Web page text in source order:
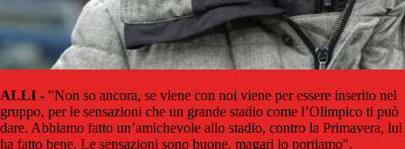
ALLI - "Non so ancora, se viene con noi viene per essere inserito nel
gruppo, per le sensazioni che un grande stadio come l’Olimpico ti può
dare. Abbiamo fatto un’amichevole allo stadio, contro la Primavera, lui
ha fatto bene. Le sensazioni sono buone, magari lo portiamo".